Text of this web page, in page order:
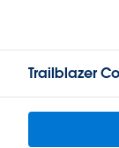
Trailblazer